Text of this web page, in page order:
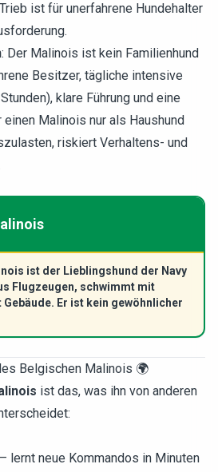
ist für unerfahrene Hundehalter
: Der Malinois ist kein Familienhund
Besitzer, tägliche intensive
klare Führung und eine
Malinois nur als Haushund
riskiert Verhaltens- und
ist der Lieblingshund der Navy
Flugzeugen, schwimmt mit
Er ist kein gewöhnlicher
Belgischen Malinois 🌍
ist das, was ihn von anderen
– lernt neue Kommandos in Minuten